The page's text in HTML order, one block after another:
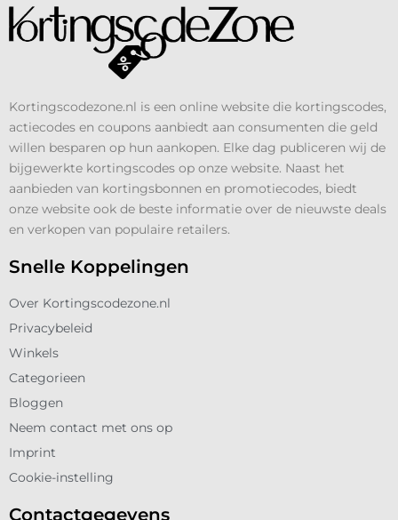
Kortingscodezone.nl is een online website die kortingscodes,
actiecodes en coupons aanbiedt aan consumenten die geld
willen besparen op hun aankopen. Elke dag publiceren wij de
bijgewerkte kortingscodes op onze website. Naast het
aanbieden van kortingsbonnen en promotiecodes, biedt
onze website ook de beste informatie over de nieuwste deals
en verkopen van populaire retailers.
Snelle Koppelingen
Over Kortingscodezone.nl
Privacybeleid
Winkels
Categorieen
Bloggen
Neem contact met ons op
Imprint
Cookie-instelling
Contactgegevens